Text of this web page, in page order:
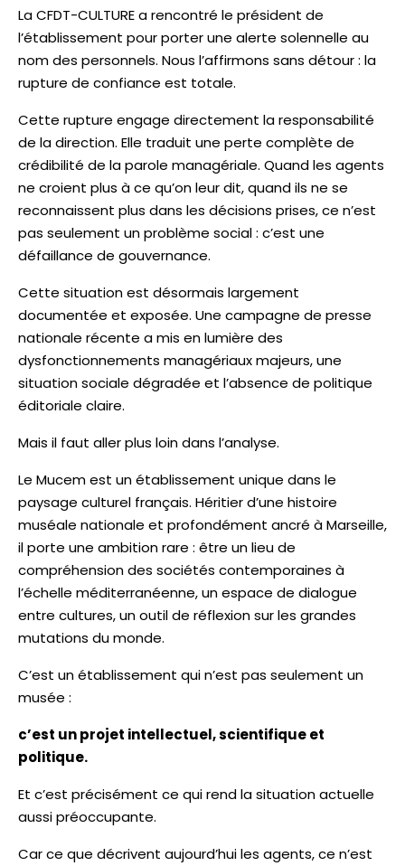
La CFDT-CULTURE a rencontré le président de
l’établissement pour porter une alerte solennelle au
nom des personnels. Nous l’affirmons sans détour : la
rupture de confiance est totale.
Cette rupture engage directement la responsabilité
de la direction. Elle traduit une perte complète de
crédibilité de la parole managériale. Quand les agents
ne croient plus à ce qu’on leur dit, quand ils ne se
reconnaissent plus dans les décisions prises, ce n’est
pas seulement un problème social : c’est une
défaillance de gouvernance.
Cette situation est désormais largement
documentée et exposée. Une campagne de presse
nationale récente a mis en lumière des
dysfonctionnements managériaux majeurs, une
situation sociale dégradée et l’absence de politique
éditoriale claire.
Mais il faut aller plus loin dans l’analyse.
Le Mucem est un établissement unique dans le
paysage culturel français. Héritier d’une histoire
muséale nationale et profondément ancré à Marseille,
il porte une ambition rare : être un lieu de
compréhension des sociétés contemporaines à
l’échelle méditerranéenne, un espace de dialogue
entre cultures, un outil de réflexion sur les grandes
mutations du monde.
C’est un établissement qui n’est pas seulement un
musée :
c’est un projet intellectuel, scientifique et
politique.
Et c’est précisément ce qui rend la situation actuelle
aussi préoccupante.
Car ce que décrivent aujourd’hui les agents, ce n’est